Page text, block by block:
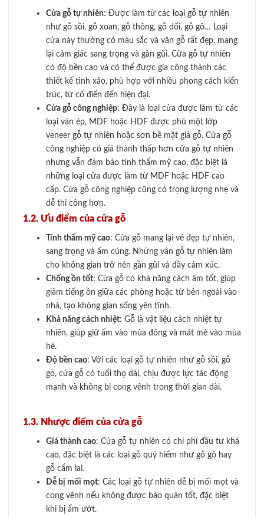
Cửa gỗ tự nhiên: Được làm từ các loại gỗ tự nhiên
như gỗ sồi, gỗ xoan, gỗ thông, gỗ dổi, gỗ gõ… Loại
cửa này thường có màu sắc và vân gỗ rất đẹp, mang
lại cảm giác sang trọng và gần gũi. Cửa gỗ tự nhiên
có độ bền cao và có thể được gia công thành các
thiết kế tinh xảo, phù hợp với nhiều phong cách kiến
trúc, từ cổ điển đến hiện đại.
Cửa gỗ công nghiệp: Đây là loại cửa được làm từ các
loại ván ép, MDF hoặc HDF được phủ một lớp
veneer gỗ tự nhiên hoặc sơn bề mặt giả gỗ. Cửa gỗ
công nghiệp có giá thành thấp hơn cửa gỗ tự nhiên
nhưng vẫn đảm bảo tính thẩm mỹ cao, đặc biệt là
những loại cửa được làm từ MDF hoặc HDF cao
cấp. Cửa gỗ công nghiệp cũng có trọng lượng nhẹ và
dễ thi công hơn.
1.2. Ưu điểm của cửa gỗ
Tính thẩm mỹ cao: Cửa gỗ mang lại vẻ đẹp tự nhiên,
sang trọng và ấm cúng. Những vân gỗ tự nhiên làm
cho không gian trở nên gần gũi và đầy cảm xúc.
Chống ồn tốt: Cửa gỗ có khả năng cách âm tốt, giúp
giảm tiếng ồn giữa các phòng hoặc từ bên ngoài vào
nhà, tạo không gian sống yên tĩnh.
Khả năng cách nhiệt: Gỗ là vật liệu cách nhiệt tự
nhiên, giúp giữ ấm vào mùa đông và mát mẻ vào mùa
hè.
Độ bền cao: Với các loại gỗ tự nhiên như gỗ sồi, gỗ
gõ, cửa gỗ có tuổi thọ dài, chịu được lực tác động
mạnh và không bị cong vênh trong thời gian dài.
1.3. Nhược điểm của cửa gỗ
Giá thành cao: Cửa gỗ tự nhiên có chi phí đầu tư khá
cao, đặc biệt là các loại gỗ quý hiếm như gỗ gõ hay
gỗ cẩm lai.
Dễ bị mối mọt: Các loại gỗ tự nhiên dễ bị mối mọt và
cong vênh nếu không được bảo quản tốt, đặc biệt
khi bị ẩm ướt.